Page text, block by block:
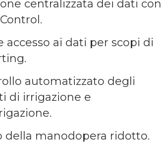
centralizzata dei dati con
accesso ai dati per scopi di
automatizzato degli
di irrigazione e
della manodopera ridotto.